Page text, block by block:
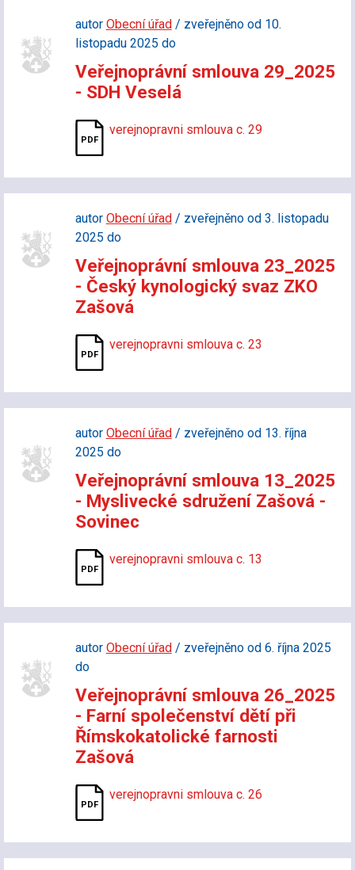
autor Obecní úřad/ zveřejněno od 10.
listopadu 2025 do
Veřejnoprávní smlouva 29_2025
- SDH Veselá
verejnopravni smlouva c. 29
autor Obecní úřad/ zveřejněno od 3. listopadu
2025 do
Veřejnoprávní smlouva 23_2025
- Český kynologický svaz ZKO
Zašová
verejnopravni smlouva c. 23
autor Obecní úřad/ zveřejněno od 13. října
2025 do
Veřejnoprávní smlouva 13_2025
- Myslivecké sdružení Zašová -
Sovinec
verejnopravni smlouva c. 13
autor Obecní úřad/ zveřejněno od 6. října 2025
do
Veřejnoprávní smlouva 26_2025
- Farní společenství dětí při
Římskokatolické farnosti
Zašová
verejnopravni smlouva c. 26